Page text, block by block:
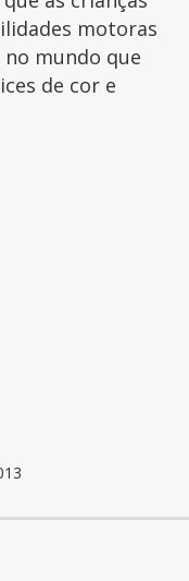
motoras
mundo que
de cor e